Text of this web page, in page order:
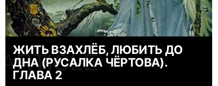
ARTICLE
ЖИТЬ ВЗАХЛЁБ, ЛЮБИТЬ ДО
ДНА (РУСАЛКА ЧЁРТОВА).
ГЛАВА 2